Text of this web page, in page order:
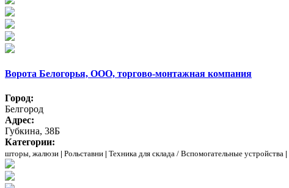
Ворота Белогорья, ООО, торгово-монтажная компания
Город:
Белгород
Адрес:
Губкина, 38Б
Категории:
шторы, жалюзи | Рольставни | Техника для склада / Вспомогательные устройства |